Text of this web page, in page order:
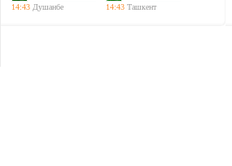
14:43 Душанбе
14:43 Ташкент